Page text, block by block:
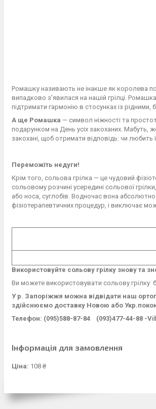
Ромашку називають не інакше як королева
випадково з'явилася на нашій грілці.
підтримати гармонію в стосунках із
А ще Ромашка — символ ніжності та
подарунком на День усіх закоханих. Мабуть,
закохані, щоб отримати відповідь: чи
Переможіть недуги!
Крім того, сольова грілка — це чудовий
сольовому розчині усередині сольової
або носа, суглобів. Водночас вона
фізіотерапевтичних процедур, і виключає
Використовуйте сольову грілку знову та
Ви можете використовувати сольову грілку
У р. Запоріжжя можна відвідати наш
здійснюємо доставку Новою або
Телефон: (095)588-87-84 (093)477-44-88 -
Інформація для замовлення
Ціна: 108 ₴